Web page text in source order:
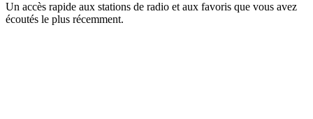
Un accès rapide aux stations de radio et aux favoris que vous avez
écoutés le plus récemment.